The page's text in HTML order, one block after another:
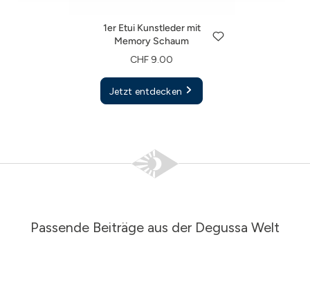
1er Etui Kunstleder mit
Memory Schaum
CHF 9.00
Jetzt entdecken
Jetzt entdecken
Passende Beiträge aus der Degussa Welt